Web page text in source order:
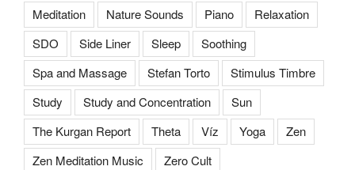
Meditation Nature Sounds Piano
Relaxation
SDO
Side Liner Sleep
Soothing
Spa and Massage
Stefan Torto
Stimulus Timbre
Study
Study and Concentration
Sun
The Kurgan Report
Theta Víz Yoga
Zen
Zen Meditation Music
Zero Cult